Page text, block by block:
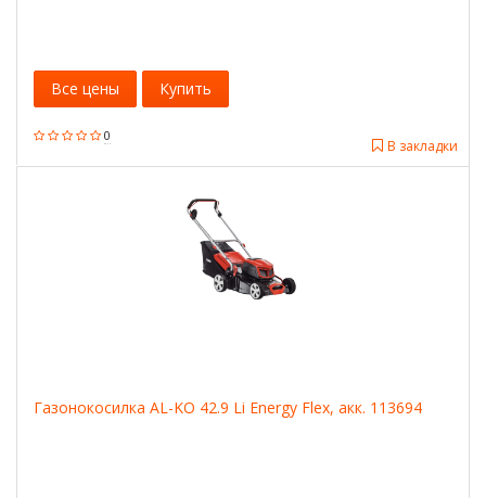
0
В закладки
Все цены Купить
Газонокосилка AL-KO 42.9 Li Energy Flex, акк. 113694